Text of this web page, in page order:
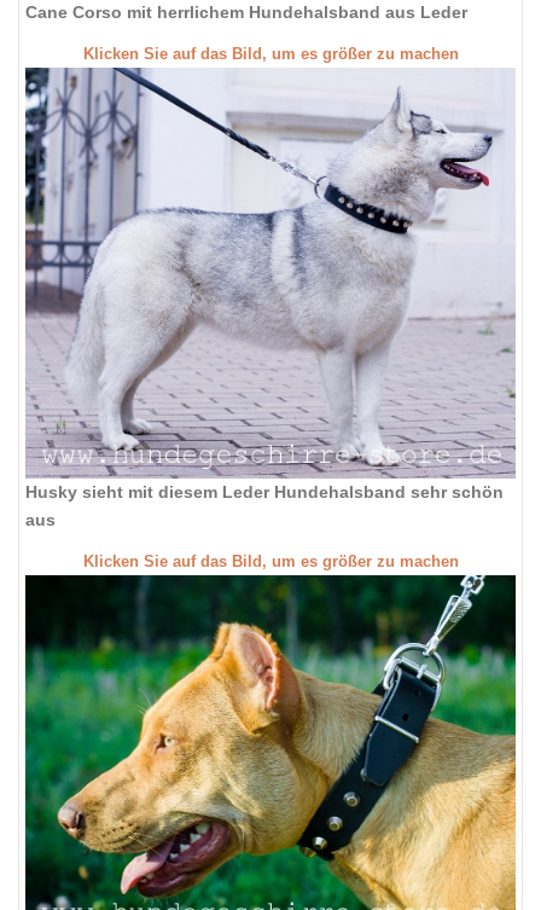
Cane Corso mit herrlichem Hundehalsband aus Leder
Klicken Sie auf das Bild, um es größer zu machen
Husky sieht mit diesem Leder Hundehalsband sehr schön
aus
Klicken Sie auf das Bild, um es größer zu machen